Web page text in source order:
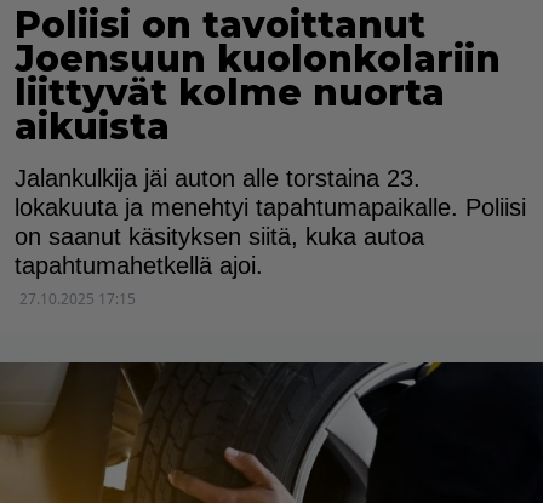
Poliisi on tavoittanut
Joensuun kuolonkolariin
liittyvät kolme nuorta
aikuista
Jalankulkija jäi auton alle torstaina 23.
lokakuuta ja menehtyi tapahtumapaikalle. Poliisi
on saanut käsityksen siitä, kuka autoa
tapahtumahetkellä ajoi.
27.10.2025 17:15